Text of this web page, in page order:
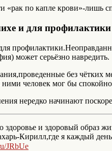
«рак по капле крови»-лишь
и для профилактики
может серьёзно навредить.
без
человек мог бы
нередко начинают
здоровье и здоровый образ
Кирилл,где я каждый
JRbUe